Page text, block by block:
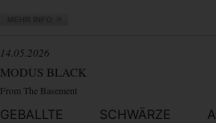
14.05.2026
MODUS BLACK
From The Basement
GEBALLTE